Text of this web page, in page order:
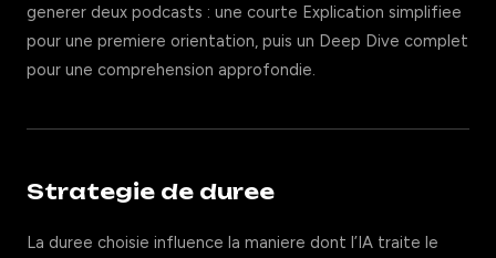
generer deux podcasts : une courte Explication simplifiee
pour une premiere orientation, puis un Deep Dive complet
pour une comprehension approfondie.
Strategie de duree
La duree choisie influence la maniere dont l’IA traite le